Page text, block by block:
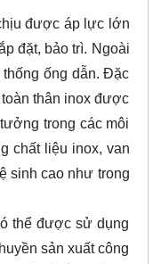
được áp lực lớn
đặt, bảo trì. Ngoài
ống dẫn. Đặc
thân inox được
trong các môi
chất liệu inox, van
sinh cao như trong
thể được sử dụng
sản xuất công